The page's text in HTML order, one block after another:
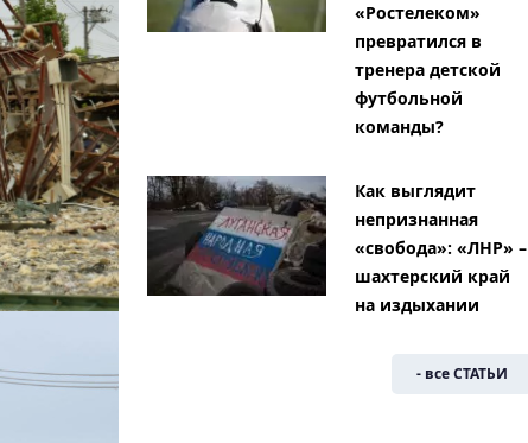
«Ростелеком»
превратился в
тренера детской
футбольной
команды?
Как выглядит
непризнанная
«свобода»: «ЛНР» –
шахтерский край
на издыхании
- все СТАТЬИ